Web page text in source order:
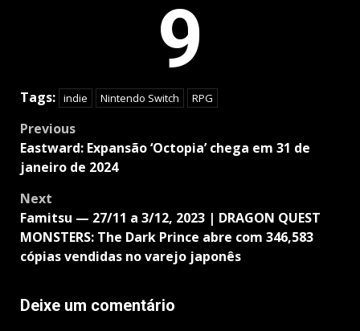
9
Tags: indie Nintendo Switch RPG
Post
navigation
Previous
Eastward: Expansão ‘Octopia’ chega em 31 de
janeiro de 2024
Next
Famitsu — 27/11 a 3/12, 2023 | DRAGON QUEST
MONSTERS: The Dark Prince abre com 346,583
cópias vendidas no varejo japonês
Deixe um comentário